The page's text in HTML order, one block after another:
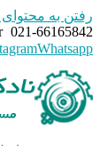
رفتن به
021-66165842
Whatsapp